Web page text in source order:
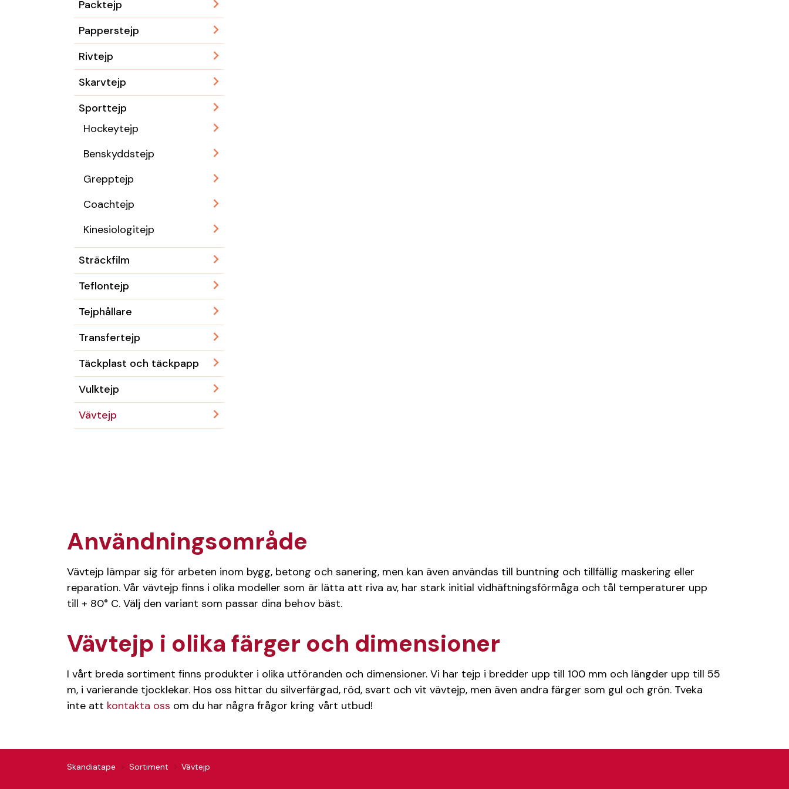
Packtejp
Papperstejp
Rivtejp
Skarvtejp
Sporttejp
Hockeytejp
Benskyddstejp
Grepptejp
Coachtejp
Kinesiologitejp
Sträckfilm
Teflontejp
Tejphållare
Transfertejp
Täckplast och täckpapp
Vulktejp
Vävtejp
Användningsområde
Vävtejp lämpar sig för arbeten inom bygg, betong och sanering, men kan även användas till buntning och tillfällig maskering eller
reparation. Vår vävtejp finns i olika modeller som är lätta att riva av, har stark initial vidhäftningsförmåga och tål temperaturer upp
till + 80° C. Välj den variant som passar dina behov bäst.
Vävtejp i olika färger och dimensioner
I vårt breda sortiment finns produkter i olika utföranden och dimensioner. Vi har tejp i bredder upp till 100 mm och längder upp till 55
m, i varierande tjocklekar. Hos oss hittar du silverfärgad, röd, svart och vit vävtejp, men även andra färger som gul och grön. Tveka
inte att kontakta oss om du har några frågor kring vårt utbud!
Skandiatape Sortiment Vävtejp